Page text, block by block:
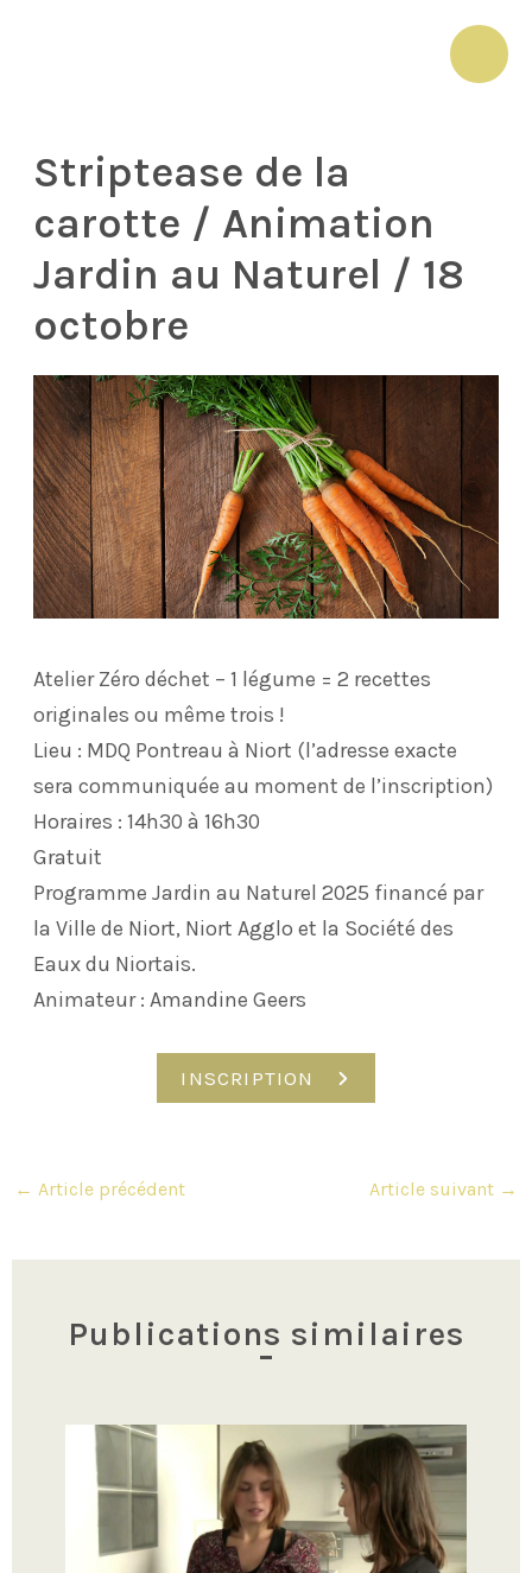
Striptease de la
carotte / Animation
Jardin au Naturel / 18
octobre
Atelier Zéro déchet – 1 légume = 2 recettes
originales ou même trois !
Lieu : MDQ Pontreau à Niort (l’adresse exacte
sera communiquée au moment de l’inscription)
Horaires : 14h30 à 16h30
Gratuit
Programme Jardin au Naturel 2025 financé par
la Ville de Niort, Niort Agglo et la Société des
Eaux du Niortais.
Animateur : Amandine Geers
INSCRIPTION
Navigation
articles
← Article précédent Article suivant →
Publications similaires